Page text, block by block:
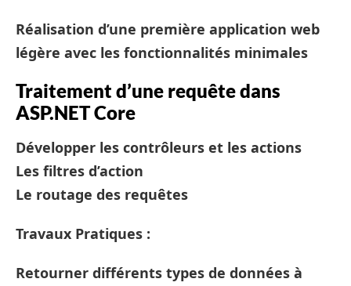
Réalisation d’une première application web
légère avec les fonctionnalités minimales
Traitement d’une requête dans
ASP.NET Core
Développer les contrôleurs et les actions
Les filtres d’action
Le routage des requêtes
Travaux Pratiques :
Retourner différents types de données à